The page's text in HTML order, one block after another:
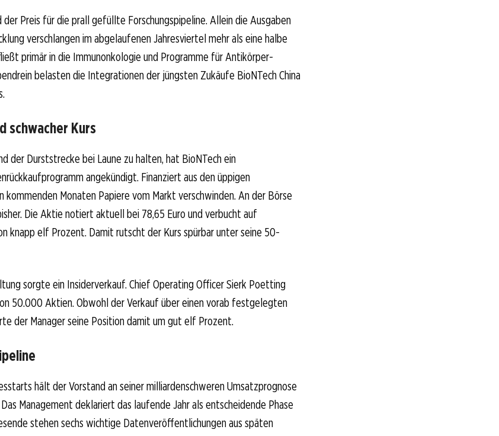
Preis für die prall gefüllte Forschungspipeline. Allein die Ausgaben
verschlangen im abgelaufenen Jahresviertel mehr als eine halbe
primär in die Immunonkologie und Programme für Antikörper-
belasten die Integrationen der jüngsten Zukäufe BioNTech China
schwacher Kurs
der Durststrecke bei Laune zu halten, hat BioNTech ein
angekündigt. Finanziert aus den üppigen
kommenden Monaten Papiere vom Markt verschwinden. An der Börse
Die Aktie notiert aktuell bei 78,65 Euro und verbucht auf
knapp elf Prozent. Damit rutscht der Kurs spürbar unter seine 50-
sorgte ein Insiderverkauf. Chief Operating Officer Sierk Poetting
50.000 Aktien. Obwohl der Verkauf über einen vorab festgelegten
der Manager seine Position damit um gut elf Prozent.
hält der Vorstand an seiner milliardenschweren Umsatzprognose
Management deklariert das laufende Jahr als entscheidende Phase
stehen sechs wichtige Datenveröffentlichungen aus späten